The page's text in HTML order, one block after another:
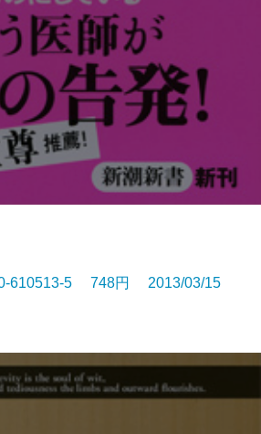
610513-5 748円 2013/03/15